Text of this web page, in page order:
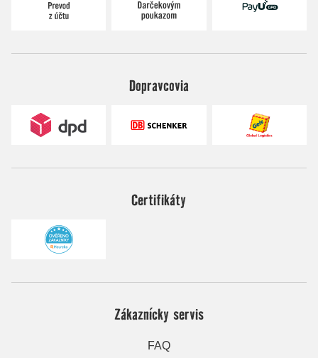
Dopravcovia
Certifikáty
Zákaznícky servis
FAQ